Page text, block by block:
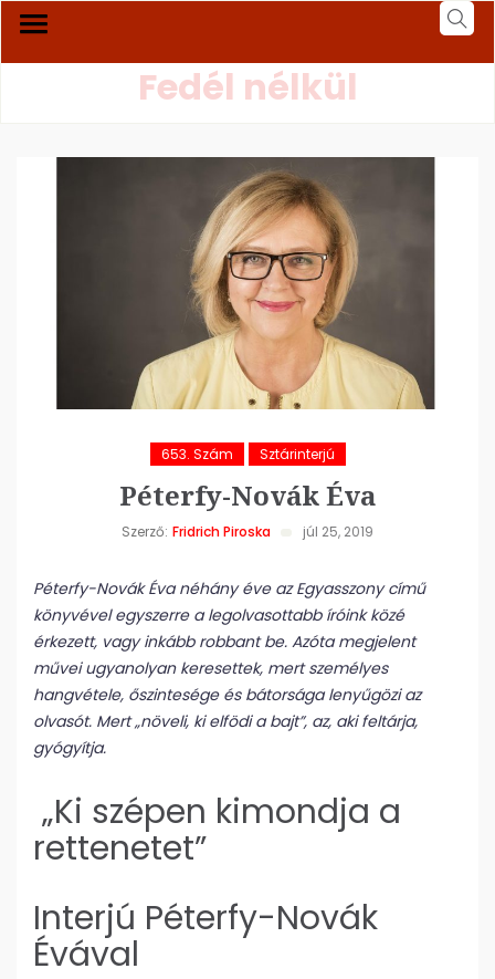
Fedél nélkül
653. Szám Sztárinterjú
Péterfy-Novák Éva
Szerző: Fridrich Piroska júl 25, 2019
Péterfy-Novák Éva néhány éve az Egyasszony című
könyvével egyszerre a legolvasottabb íróink közé
érkezett, vagy inkább robbant be. Azóta megjelent
művei ugyanolyan keresettek, mert személyes
hangvétele, őszintesége és bátorsága lenyűgözi az
olvasót. Mert „növeli, ki elfödi a bajt”, az, aki feltárja,
gyógyítja.
„Ki szépen kimondja a
rettenetet”
Interjú Péterfy-Novák
Évával